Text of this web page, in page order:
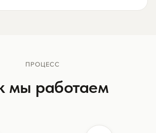
ПРОЦЕСС
мы работаем